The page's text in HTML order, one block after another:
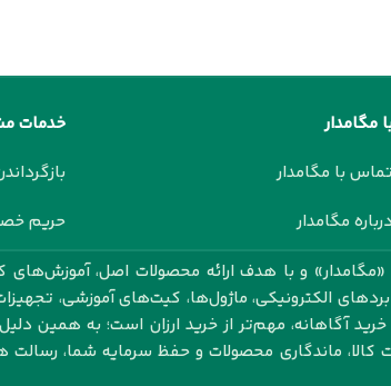
مگامدار
تماس با مگامدار
درباره مگامدار
خدمات
حریم
و با هدف ارائه محصولات اصل، آموزش‌های
الکترونیکی، ماژول‌ها، کیت‌های آموزشی،
آگاهانه، مهم‌تر از خرید ارزان است؛ به همین
کالا، ماندگاری محصولات و حفظ سرمایه شما،